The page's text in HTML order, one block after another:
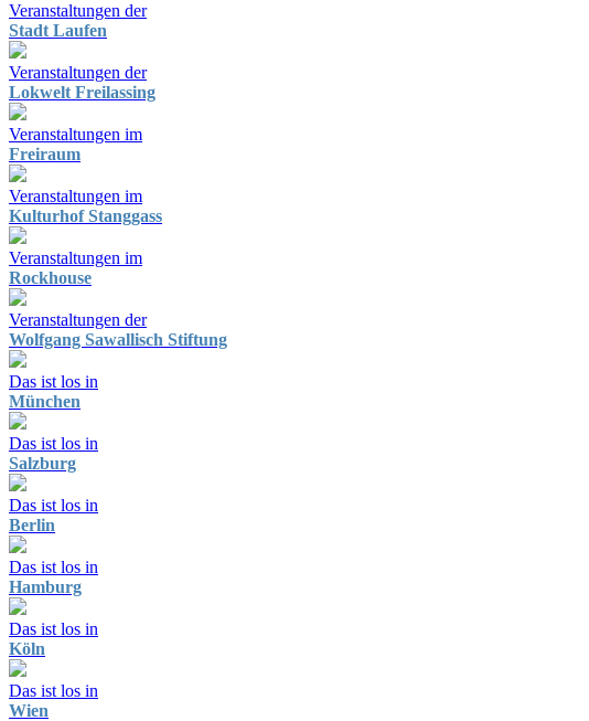
Veranstaltungen der
Stadt Laufen
Veranstaltungen der
Lokwelt Freilassing
Veranstaltungen im
Freiraum
Veranstaltungen im
Kulturhof Stanggass
Veranstaltungen im
Rockhouse
Veranstaltungen der
Wolfgang Sawallisch Stiftung
Das ist los in
München
Das ist los in
Salzburg
Das ist los in
Berlin
Das ist los in
Hamburg
Das ist los in
Köln
Das ist los in
Wien